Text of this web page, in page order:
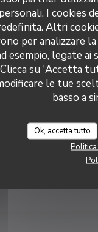
I cookies
Altri
per analizzare
esempio, legate
su 'Accetta
le tue
basso a
Ok, accetta tutto
Servizio 5/5
5/5